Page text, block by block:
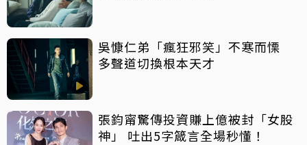
吳慷仁弟「瘋狂邪笑」不寒而慄
多聲道切換根本天才
張鈞甯驚傳投資賺上億被封「女股
神」 吐出5字箴言全場秒懂！